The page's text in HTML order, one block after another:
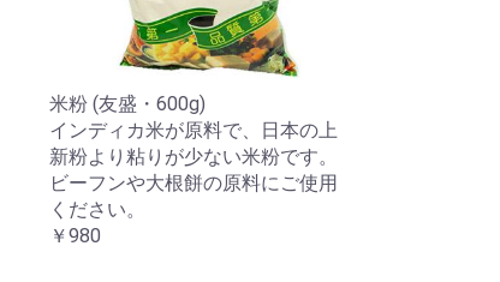
米粉 (友盛・600g)
インディカ米が原料で、日本の上
新粉より粘りが少ない米粉です。
ビーフンや大根餅の原料にご使用
ください。
￥980